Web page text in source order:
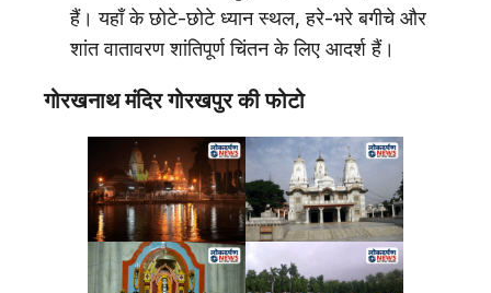
हैं। यहाँ के छोटे-छोटे ध्यान स्थल, हरे-भरे बगीचे और
शांत वातावरण शांतिपूर्ण चिंतन के लिए आदर्श हैं।
गोरखनाथ मंदिरगोरखपुर की फोटो